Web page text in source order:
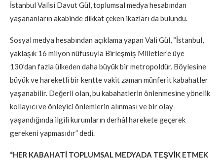
İstanbul Valisi Davut Gül, toplumsal medya hesabından
yaşananların akabinde dikkat çeken ikazları da bulundu.
Sosyal medya hesabından açıklama yapan Vali Gül, “İstanbul,
yaklaşık 16 milyon nüfusuyla Birleşmiş Milletler’e üye
130’dan fazla ülkeden daha büyük bir metropoldür. Böylesine
büyük ve hareketli bir kentte vakit zaman münferit kabahatler
yaşanabilir. Değerli olan, bu kabahatlerin önlenmesine yönelik
kollayıcı ve önleyici önlemlerin alınması ve bir olay
yaşandığında ilgili kurumların derhâl harekete geçerek
gerekeni yapmasıdır” dedi.
“HER KABAHATİ TOPLUMSAL MEDYADA TEŞVİK ETMEK